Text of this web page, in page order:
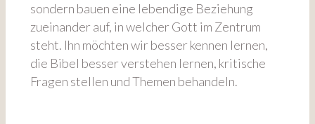
sondern bauen eine lebendige Beziehung
zueinander auf, in welcher Gott im Zentrum
steht. Ihn möchten wir besser kennen lernen,
die Bibel besser verstehen lernen, kritische
Fragen stellen und Themen behandeln.